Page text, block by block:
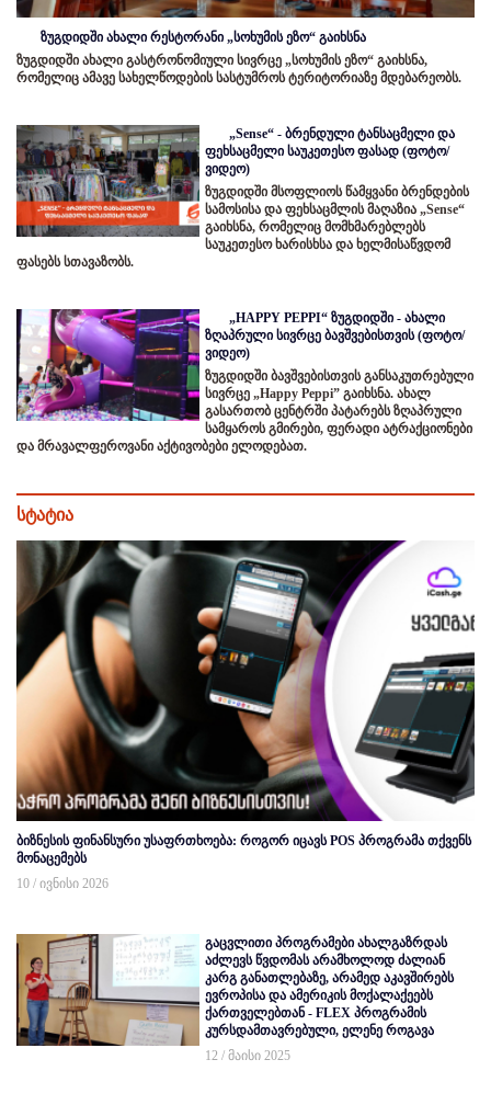
ზუგდიდში ახალი რესტორანი „სოხუმის ეზო“ გაიხსნა
ზუგდიდში ახალი გასტრონომიული სივრცე „სოხუმის ეზო“ გაიხსნა,
რომელიც ამავე სახელწოდების სასტუმროს ტერიტორიაზე მდებარეობს.
„Sense“ - ბრენდული ტანსაცმელი და
ფეხსაცმელი საუკეთესო ფასად (ფოტო/
ვიდეო)
ზუგდიდში მსოფლიოს წამყვანი ბრენდების
სამოსისა და ფეხსაცმლის მაღაზია „Sense“
გაიხსნა, რომელიც მომხმარებლებს
საუკეთესო ხარისხსა და ხელმისაწვდომ
ფასებს სთავაზობს.
„HAPPY PEPPI“ ზუგდიდში - ახალი
ზღაპრული სივრცე ბავშვებისთვის (ფოტო/
ვიდეო)
ზუგდიდში ბავშვებისთვის განსაკუთრებული
სივრცე „Happy Peppi” გაიხსნა. ახალ
გასართობ ცენტრში პატარებს ზღაპრული
სამყაროს გმირები, ფერადი ატრაქციონები
და მრავალფეროვანი აქტივობები ელოდებათ.
სტატია
ბიზნესის ფინანსური უსაფრთხოება: როგორ იცავს POS პროგრამა თქვენს
მონაცემებს
10 / ივნისი 2026
გაცვლითი პროგრამები ახალგაზრდას
აძლევს წვდომას არამხოლოდ ძალიან
კარგ განათლებაზე, არამედ აკავშირებს
ევროპისა და ამერიკის მოქალაქეებს
ქართველებთან - FLEX პროგრამის
კურსდამთავრებული, ელენე როგავა
12 / მაისი 2025